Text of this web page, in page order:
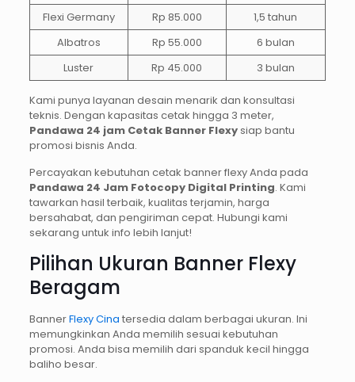
Flexi Germany
Rp 85.000
1,5 tahun
Albatros
Rp 55.000
6 bulan
Luster
Rp 45.000 3 bulan
Kami punya layanan desain menarik dan konsultasi
teknis. Dengan kapasitas cetak hingga 3 meter,
Pandawa 24 jam Cetak Banner Flexysiap bantu
promosi bisnis Anda.
Percayakan kebutuhan cetak banner flexy Anda pada
Pandawa 24 Jam Fotocopy Digital Printing. Kami
tawarkan hasil terbaik, kualitas terjamin, harga
bersahabat, dan pengiriman cepat. Hubungi kami
sekarang untuk info lebih lanjut!
Pilihan Ukuran Banner Flexy
Beragam
BannerFlexy Cina tersedia dalam berbagai ukuran. Ini
memungkinkan Anda memilih sesuai kebutuhan
promosi. Anda bisa memilih dari spanduk kecil hingga
baliho besar.